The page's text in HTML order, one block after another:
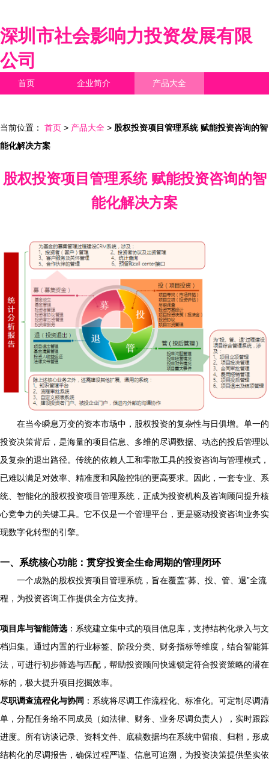
深圳市社会影响力投资发展有限
公司
首页 企业简介 产品大全
当前位置： 首页 > 产品大全 > 股权投资项目管理系统 赋能投资咨询的智
能化解决方案
股权投资项目管理系统 赋能投资咨询的智
能化解决方案
在当今瞬息万变的资本市场中，股权投资的复杂性与日俱增。单一的
投资决策背后，是海量的项目信息、多维的尽调数据、动态的投后管理以
及复杂的退出路径。传统的依赖人工和零散工具的投资咨询与管理模式，
已难以满足对效率、精准度和风险控制的更高要求。因此，一套专业、系
统、智能化的股权投资项目管理系统，正成为投资机构及咨询顾问提升核
心竞争力的关键工具。它不仅是一个管理平台，更是驱动投资咨询业务实
现数字化转型的引擎。
一、系统核心功能：贯穿投资全生命周期的管理闭环
一个成熟的股权投资项目管理系统，旨在覆盖“募、投、管、退”全流
程，为投资咨询工作提供全方位支持。
项目库与智能筛选：系统建立集中式的项目信息库，支持结构化录入与文
档归集。通过内置的行业标签、阶段分类、财务指标等维度，结合智能算
法，可进行初步筛选与匹配，帮助投资顾问快速锁定符合投资策略的潜在
标的，极大提升项目挖掘效率。
尽职调查流程化与协同 ：系统将尽调工作流程化、标准化。可定制尽调清
单，分配任务给不同成员（如法律、财务、业务尽调负责人），实时跟踪
进度。所有访谈记录、资料文件、底稿数据均在系统中留痕、归档，形成
结构化的尽调报告，确保过程严谨、信息可追溯，为投资决策提供坚实依